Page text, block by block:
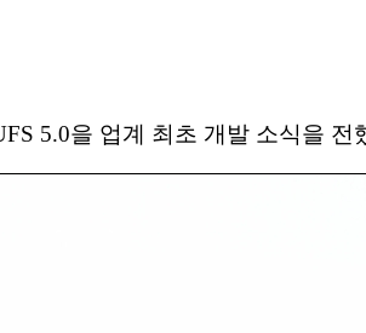
5.0을 업계 최초 개발 소식을 전